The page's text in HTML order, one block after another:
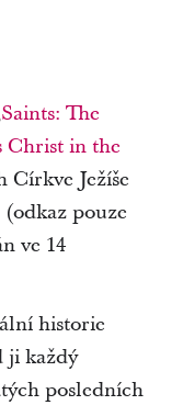
Saints: The
Christ in the
Církve Ježíše
pouze
ve 14
historie
ji každý
posledních